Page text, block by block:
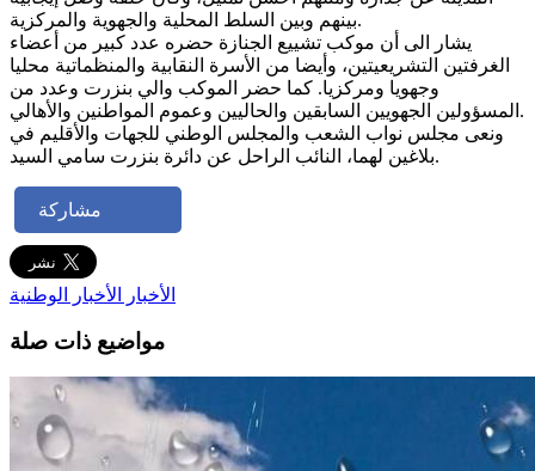
بينهم وبين السلط المحلية والجهوية والمركزية.
يشار الى أن موكب تشييع الجنازة حضره عدد كبير من أعضاء
الغرفتين التشريعيتين، وأيضا من الأسرة النقابية والمنظماتية محليا
وجهويا ومركزيا. كما حضر الموكب والي بنزرت وعدد من
المسؤولين الجهويين السابقين والحاليين وعموم المواطنين والأهالي.
ونعى مجلس نواب الشعب والمجلس الوطني للجهات والأقليم في
بلاغين لهما، النائب الراحل عن دائرة بنزرت سامي السيد.
مشاركة
الأخبار الأخبار الوطنية
مواضيع ذات صلة